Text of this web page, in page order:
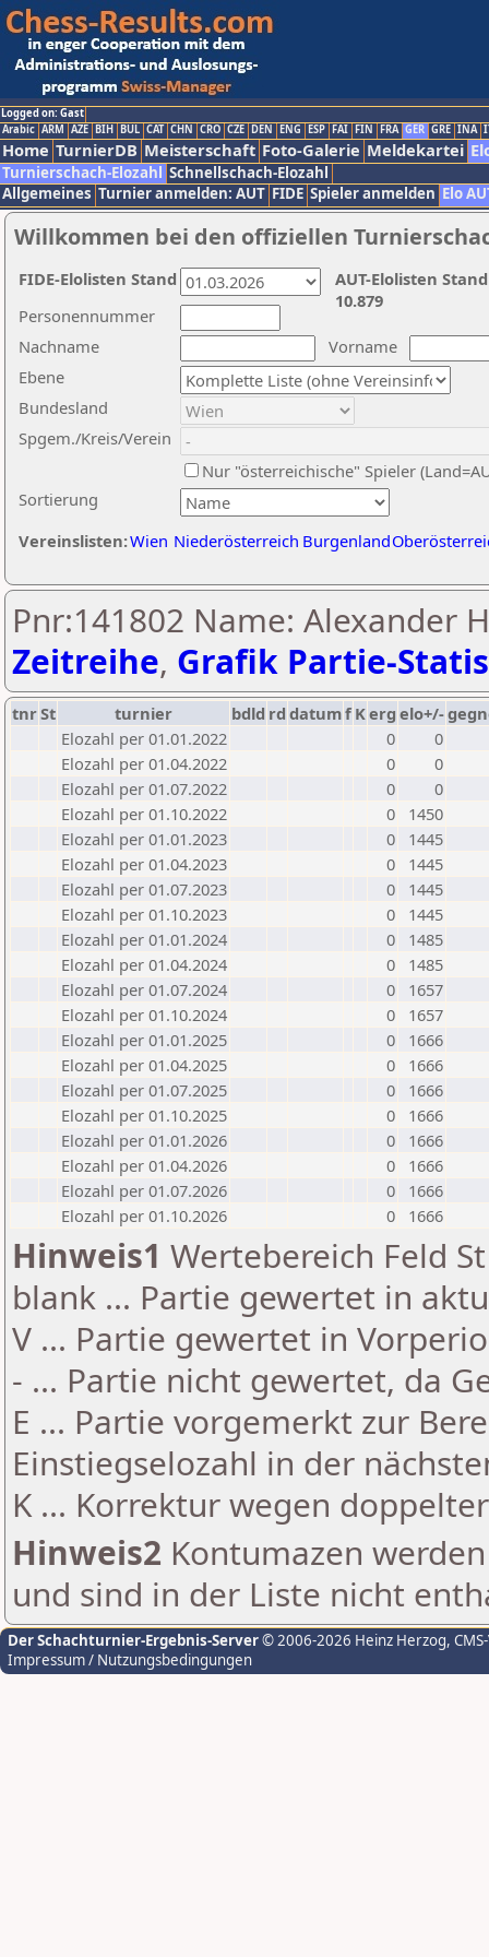
Logged on: Gast
Arabic ARM AZE BIH BUL CAT CHN CRO CZE DEN ENG ESP FAI FIN FRA GER GRE INA
Home TurnierDB Meisterschaft Foto-Galerie Meldekartei
Turnierschach-Elozahl Schnellschach-Elozahl
Allgemeines Turnier anmelden: AUT FIDE Spieler anmelden Elo
Willkommen bei den offiziellen
Nachname
Vorname
Ebene
Sortierung
Personennummer
Bundesland
Spgem./Kreis/Verein
Nur "österreichische" Spieler
Vereinslisten:Wien Niederösterreich Burgenland
AUT-Elolisten
10.879
FIDE-Elolisten Stand
Pnr:141802 Name: Alexander
Zeitreihe, Grafik Partie-
tnrSt turnier bdld rd datumf Kerg elo+/-
Elozahl per 01.01.2022
0
0
Elozahl per 01.04.2022
0
0
Elozahl per 01.07.2022
0
0
Elozahl per 01.10.2022
0
1450
Elozahl per 01.01.2023
0
1445
Elozahl per 01.04.2023
0
1445
Elozahl per 01.07.2023
0
1445
Elozahl per 01.10.2023
0
1445
Elozahl per 01.01.2024
0
1485
Elozahl per 01.04.2024
0
1485
Elozahl per 01.07.2024
0
1657
Elozahl per 01.10.2024
0
1657
Elozahl per 01.01.2025
0
1666
Elozahl per 01.04.2025
0
1666
Elozahl per 01.07.2025
0
1666
Elozahl per 01.10.2025
0
1666
Elozahl per 01.01.2026
0
1666
Elozahl per 01.04.2026
0
1666
Elozahl per 01.07.2026
0
1666
Elozahl per 01.10.2026
0 1666
Hinweis1 Wertebereich Feld
blank ... Partie gewertet in
V ... Partie gewertet in
- ... Partie nicht gewertet, da
E ... Partie vorgemerkt zur
Einstiegselozahl in der
K ... Korrektur wegen
Hinweis2 Kontumazen
und sind in der Liste nicht
Der Schachturnier-Ergebnis-Server© 2006-2026 Heinz Herzog,
Impressum / Nutzungsbedingungen